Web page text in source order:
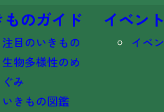
ものガイド
注目のいきもの
生物多様性のめ
ぐみ
いきもの図鑑
イベント
イベ